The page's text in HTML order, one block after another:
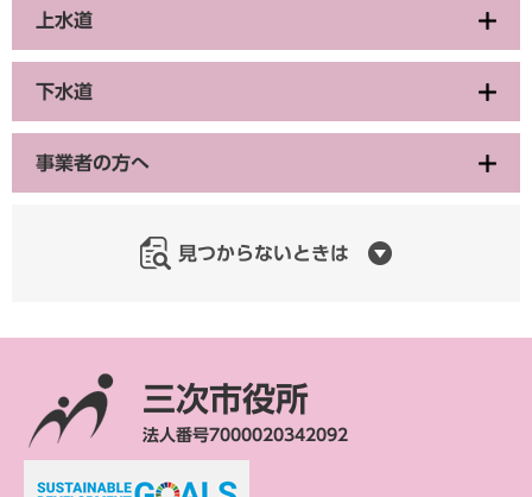
上水道
下水道
事業者の方へ
見つからないときは
三次市役所
法人番号7000020342092